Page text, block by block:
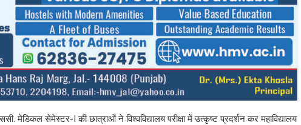
मेडिकल सेमेस्टर-I की छात्राओं ने विश्वविद्यालय परीक्षा में उत्कृष्ट प्रदर्शन कर महाविद्यालय